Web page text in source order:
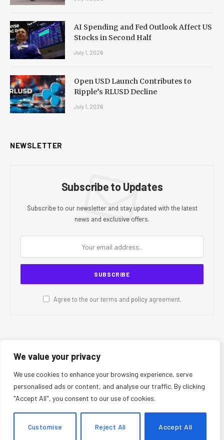
We value your privacy
We use cookies to enhance your browsing experience, serve
personalised ads or content, and analyse our traffic. By clicking
"Accept All", you consent to our use of cookies.
Customise Reject All Accept All
AI Spending and Fed Outlook Affect US
Stocks in Second Half
July 1, 2026
Open USD Launch Contributes to
Ripple’s RLUSD Decline
July 1, 2026
NEWSLETTER
Subscribe to Updates
Subscribe to our newsletter and stay updated with the latest
news and exclusive offers.
Agree to the our terms and policyagreement.
About Us Editorial Team Contact Us
Privacy Policy
Terms and Conditions
Disclaimer
Editorial Policy
Corrections Policy
Fact-Checking Policy
Ethics Policy
AI Usage Policy